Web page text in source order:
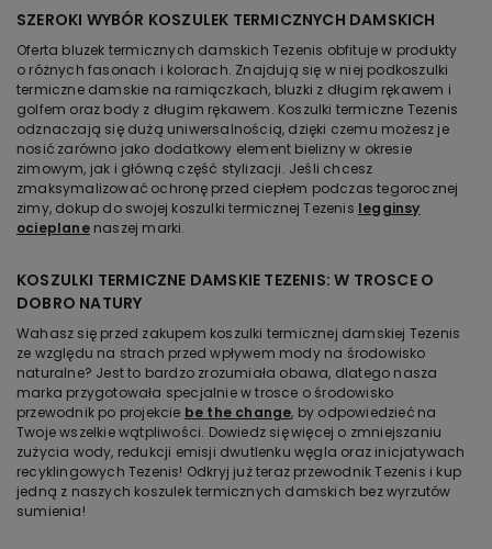
SZEROKI WYBÓR KOSZULEK TERMICZNYCH DAMSKICH
Oferta bluzek termicznych damskich Tezenis obfituje w produkty
o różnych fasonach i kolorach. Znajdują się w niej podkoszulki
termiczne damskie na ramiączkach, bluzki z długim rękawem i
golfem oraz body z długim rękawem. Koszulki termiczne Tezenis
odznaczają się dużą uniwersalnością, dzięki czemu możesz je
nosić zarówno jako dodatkowy element bielizny w okresie
zimowym, jak i główną część stylizacji. Jeśli chcesz
zmaksymalizować ochronę przed ciepłem podczas tegorocznej
zimy, dokup do swojej koszulki termicznej Tezenis legginsy
ocieplanenaszej marki.
KOSZULKI TERMICZNE DAMSKIE TEZENIS: W TROSCE O
DOBRO NATURY
Wahasz się przed zakupem koszulki termicznej damskiej Tezenis
ze względu na strach przed wpływem mody na środowisko
naturalne? Jest to bardzo zrozumiała obawa, dlatego nasza
marka przygotowała specjalnie w trosce o środowisko
przewodnik po projekcie be the change, by odpowiedzieć na
Twoje wszelkie wątpliwości. Dowiedz się więcej o zmniejszaniu
zużycia wody, redukcji emisji dwutlenku węgla oraz inicjatywach
recyklingowych Tezenis! Odkryj już teraz przewodnik Tezenis i kup
jedną z naszych koszulek termicznych damskich bez wyrzutów
sumienia!